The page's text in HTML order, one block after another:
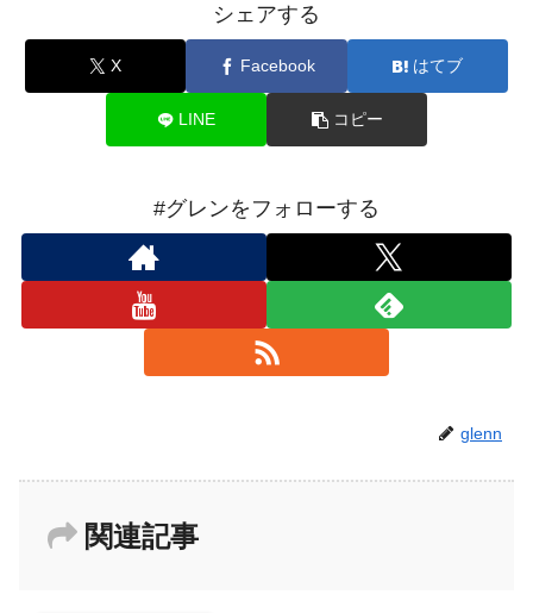
シェアする
X Facebook はてブ
LINE コピー
#グレンをフォローする
glenn
関連記事